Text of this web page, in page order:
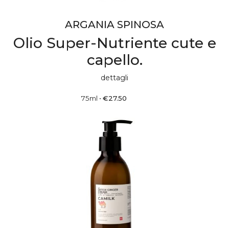
ARGANIA SPINOSA
Olio Super-Nutriente cute e
capello.
dettagli
75ml •€27.50